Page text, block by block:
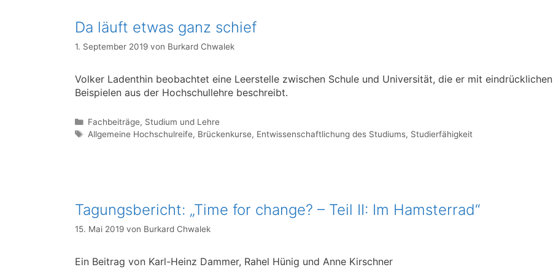
Da läuft etwas ganz schief
1. September 2019 von Burkard Chwalek
Volker Ladenthin beobachtet eine Leerstelle zwischen Schule und Universität, die er mit eindrücklichen
Beispielen aus der Hochschullehre beschreibt.
Kategorien
Fachbeiträge, Studium und Lehre
Schlagwörter
Allgemeine Hochschulreife, Brückenkurse, Entwissenschaftlichung des Studiums, Studierfähigkeit
Tagungsbericht: „Time for change? – Teil II: Im Hamsterrad“
15. Mai 2019 von Burkard Chwalek
Ein Beitrag von Karl-Heinz Dammer, Rahel Hünig und Anne Kirschner